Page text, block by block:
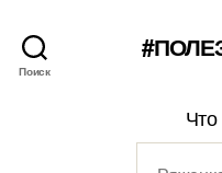
Поиск